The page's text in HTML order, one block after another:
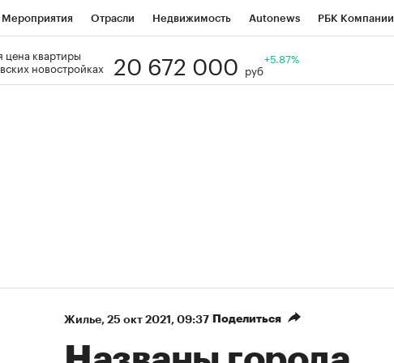
Мероприятия Отрасли Недвижимость Autonews РБК Компании
Визионеры
цена квартиры
новостройках
20 672 000 руб
+5.87%
Жилье⁠, 25 окт 2021, 09:37 Поделиться